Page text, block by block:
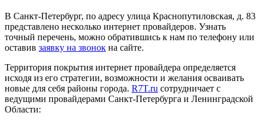
В Санкт-Петербург, по адресу улица Краснопутиловская, д. 83
представлено несколько интернет провайдеров. Узнать
точный перечень, можно обратившись к нам по телефону или
оставив заявку на звонок на сайте.
Территория покрытия интернет провайдера определяется
исходя из его стратегии, возможности и желания осваивать
новые для себя районы города. R7T.ru сотрудничает с
ведущими провайдерами Санкт-Петербурга и Ленинградской
Области: